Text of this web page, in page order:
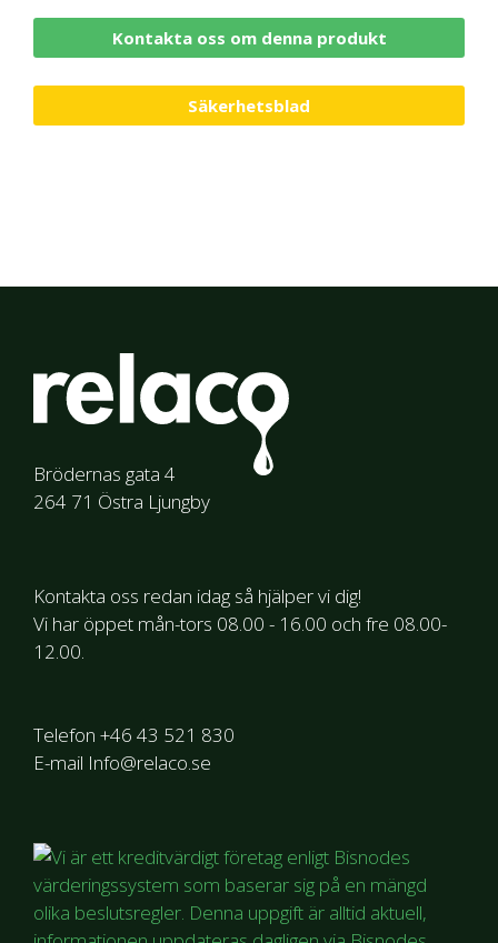
Kontakta oss om denna produkt
Säkerhetsblad
Brödernas gata 4
264 71 Östra Ljungby
Kontakta oss redan idag så hjälper vi dig!
Vi har öppet mån-tors 08.00 - 16.00 och fre 08.00-
12.00.
Telefon +46 43 521 830
E-mail Info@relaco.se